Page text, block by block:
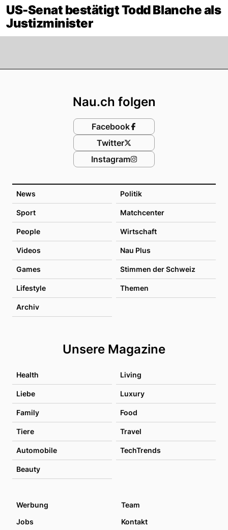
US-Senat bestätigt Todd Blanche als
Justizminister
News Politik
Sport Matchcenter
People Wirtschaft
Videos Nau Plus
Games Stimmen der Schweiz
Lifestyle Themen
Archiv
Unsere Magazine
Health Living
Liebe Luxury
Family Food
Tiere Travel
Automobile TechTrends
Beauty
Nau.ch folgen
Facebook
Twitter
Instagram
Werbung
Team
Jobs
Kontakt